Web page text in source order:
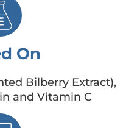
On
Bilberry Extract),
and Vitamin C